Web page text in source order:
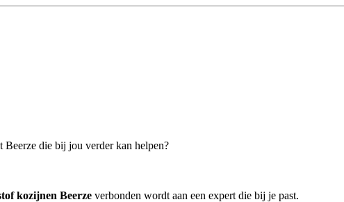
die bij jou verder kan helpen?
kozijnen Beerze verbonden wordt aan een expert die bij je past.